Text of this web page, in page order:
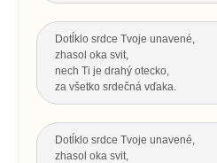
Dotĺklo srdce Tvoje unavené,
zhasol oka svit,
nech Ti je drahý otecko,
za všetko srdečná vďaka.
Dotĺklo srdce Tvoje unavené,
zhasol oka svit,